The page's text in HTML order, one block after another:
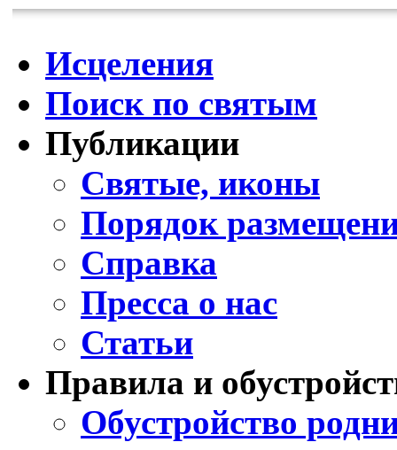
Исцеления
Поиск по святым
Публикации
Святые, иконы
Порядок
Справка
Пресса о нас
Статьи
Правила и
Обустройство